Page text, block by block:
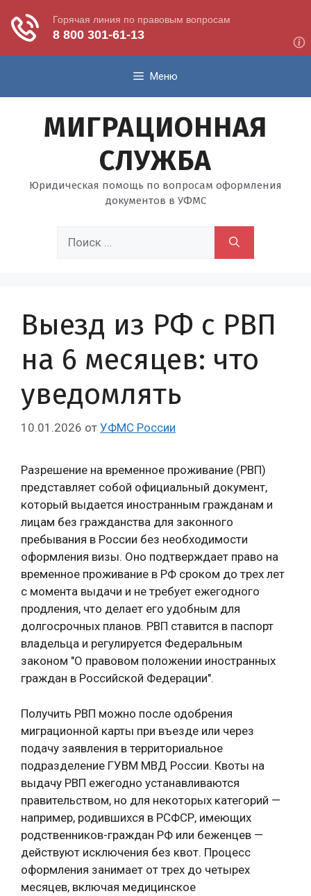
содержимому
Меню
МИГРАЦИОННАЯ
СЛУЖБА
Юридическая помощь по вопросам оформления
документов в УФМС
Выезд из РФ с РВП
на 6 месяцев: что
уведомлять
10.01.2026 от УФМС России
Разрешение на временное проживание (РВП)
представляет собой официальный документ,
который выдается иностранным гражданам и
лицам без гражданства для законного
пребывания в России без необходимости
оформления визы. Оно подтверждает право на
временное проживание в РФ сроком до трех лет
с момента выдачи и не требует ежегодного
продления, что делает его удобным для
долгосрочных планов. РВП ставится в паспорт
владельца и регулируется Федеральным
законом "О правовом положении иностранных
граждан в Российской Федерации".
Получить РВП можно после одобрения
миграционной карты при въезде или через
подачу заявления в территориальное
подразделение ГУВМ МВД России. Квоты на
выдачу РВП ежегодно устанавливаются
правительством, но для некоторых категорий —
например, родившихся в РСФСР, имеющих
родственников-граждан РФ или беженцев —
действуют исключения без квот. Процесс
оформления занимает от трех до четырех
месяцев, включая медицинское